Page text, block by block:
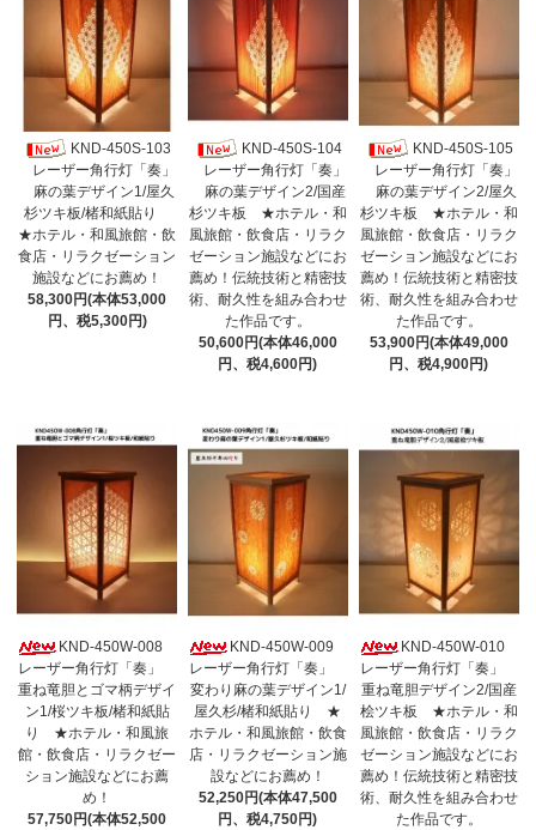
KND-450S-103
レーザー角行灯「奏」
麻の葉デザイン1/屋久
杉ツキ板/楮和紙貼り
★ホテル・和風旅館・飲
食店・リラクゼーション
施設などにお薦め！
58,300円(本体53,000
円、税5,300円)
KND-450S-104
レーザー角行灯「奏」
麻の葉デザイン2/国産
杉ツキ板 ★ホテル・和
風旅館・飲食店・リラク
ゼーション施設などにお
薦め！伝統技術と精密技
術、耐久性を組み合わせ
た作品です。
50,600円(本体46,000
円、税4,600円)
KND-450S-105
レーザー角行灯「奏」
麻の葉デザイン2/屋久
杉ツキ板 ★ホテル・和
風旅館・飲食店・リラク
ゼーション施設などにお
薦め！伝統技術と精密技
術、耐久性を組み合わせ
た作品です。
53,900円(本体49,000
円、税4,900円)
KND-450W-008
レーザー角行灯「奏」
重ね竜胆とゴマ柄デザイ
ン1/桜ツキ板/楮和紙貼
り ★ホテル・和風旅
館・飲食店・リラクゼー
ション施設などにお薦
め！
57,750円(本体52,500
KND-450W-009
レーザー角行灯「奏」
変わり麻の葉デザイン1/
屋久杉/楮和紙貼り ★
ホテル・和風旅館・飲食
店・リラクゼーション施
設などにお薦め！
52,250円(本体47,500
円、税4,750円)
KND-450W-010
レーザー角行灯「奏」
重ね竜胆デザイン2/国産
桧ツキ板 ★ホテル・和
風旅館・飲食店・リラク
ゼーション施設などにお
薦め！伝統技術と精密技
術、耐久性を組み合わせ
た作品です。